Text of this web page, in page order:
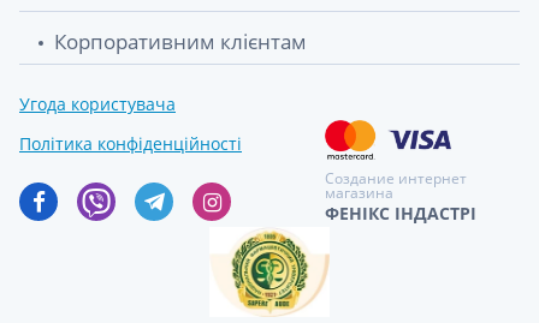
Корпоративним клієнтам
Угода користувача
Політика конфіденційності
Создание интернет
магазина
ФЕНІКС ІНДАСТРІ